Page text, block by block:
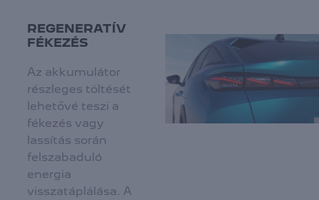
REGENERATÍV
FÉKEZÉS
Az akkumulátor
részleges töltését
lehetővé teszi a
fékezés vagy
lassítás során
felszabaduló
energia
visszatáplálása. A